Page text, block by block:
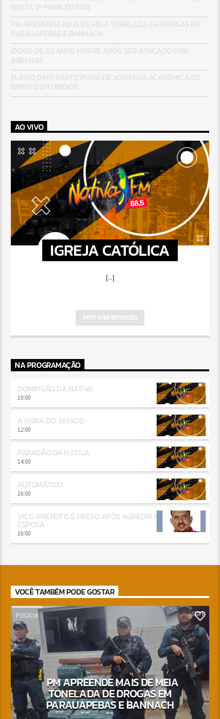
AO VIVO
IGREJA CATÓLICA
[...]
INFO AND EPISODES
NA PROGRAMAÇÃO
DOMINGÃO DA NATIVA
10:00
A HORA DO AMADO
12:00
PARADÃO DA NATIVA
14:00
AUTOMÁTICO
16:00
VICE-PREFEITO É PRESO APÓS AGREDIR A
ESPOSA
16:00
VOCÊ TAMBÉM PODE GOSTAR
POLÍCIA 0
PM APREENDE MAIS DE MEIA
TONELADA DE DROGAS EM
PARAUAPEBAS E BANNACH